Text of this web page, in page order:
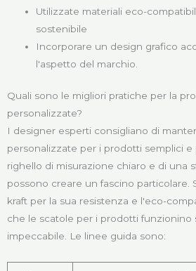
Utilizzate materiali eco-
sostenibile
Incorporare un design grafico
l'aspetto del marchio.
Quali sono le migliori pratiche per la
personalizzate?
I designer esperti consigliano di
personalizzate per i prodotti semplici e
righello di misurazione chiaro e di una
possono creare un fascino particolare.
kraft per la sua resistenza e l'eco-
che le scatole per i prodotti funzionino
impeccabile. Le linee guida sono: